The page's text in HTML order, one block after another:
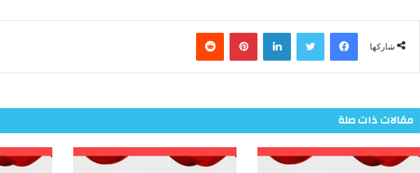
شاركها
فيسبوك تويتر لينكدإن بينتيريست
مقالات ذات صلة